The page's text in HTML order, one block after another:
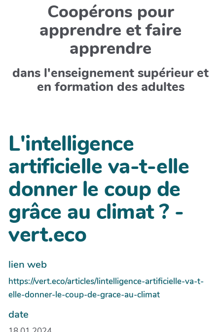
Coopérons pour
apprendre et faire
apprendre
dans l'enseignement supérieur et
en formation des adultes
L'intelligence
artificielle va-t-elle
donner le coup de
grâce au climat ? -
vert.eco
lien web
https://vert.eco/articles/lintelligence-artificielle-va-t-
elle-donner-le-coup-de-grace-au-climat
date